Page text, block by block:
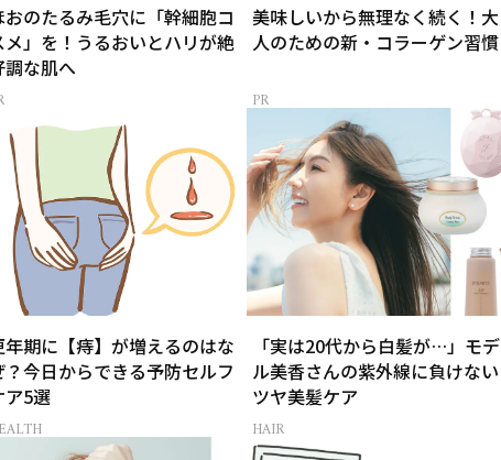
おのたるみ毛穴に「幹細胞コ
メ」を！うるおいとハリが絶
調な肌へ
美味しいから無理なく続く！大
人のための新・コラーゲン習慣
年期に【痔】が増えるのはな
？今日からできる予防セルフ
ア5選
「実は20代から白髪が…」モデ
ル美香さんの紫外線に負けない
ツヤ美髪ケア
HAIR